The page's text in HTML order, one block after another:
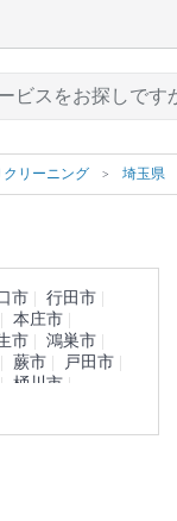
クリーニング 埼玉県
市
行田市
本庄市
市
鴻巣市
蕨市
戸田市
桶川市